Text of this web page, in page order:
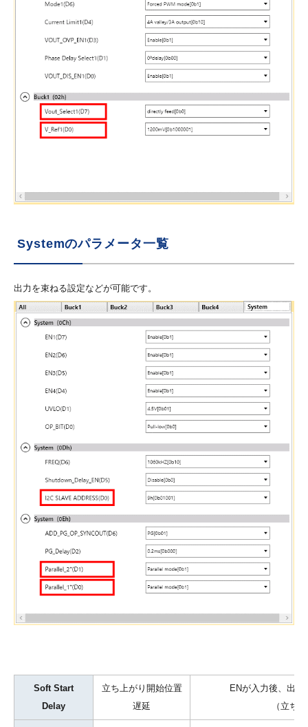
Systemのパラメータ一覧
出力を束ねる設定などが可能です。
Soft Start
Delay
立ち上がり開始位置
遅延
ENが入力後、出
（立ち